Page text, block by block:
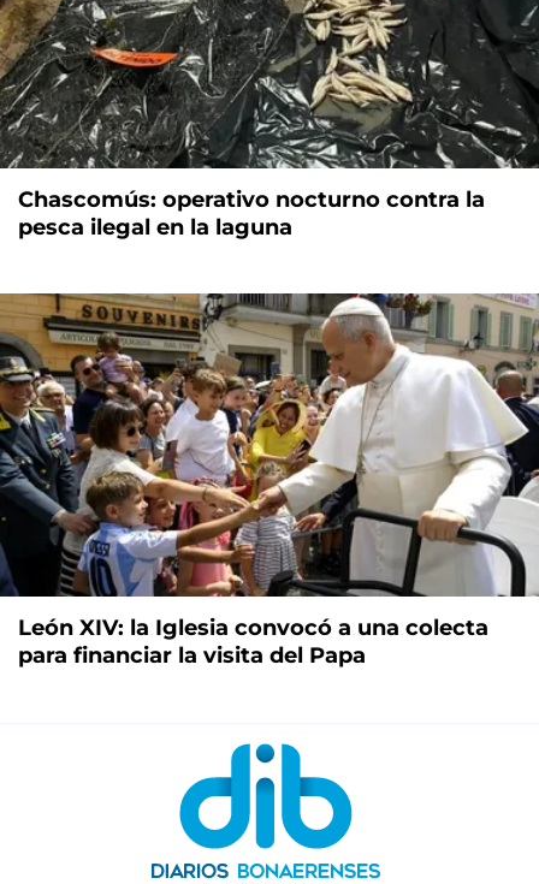
Chascomús: operativo nocturno contra la
pesca ilegal en la laguna
León XIV: la Iglesia convocó a una colecta
para financiar la visita del Papa